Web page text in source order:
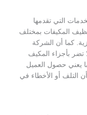
التي تقدمها
المكيفات بمختلف
كما أن الشركة
تضر بأجزاء المكيف
يعني حصول العميل
التلف أو الأخطاء في